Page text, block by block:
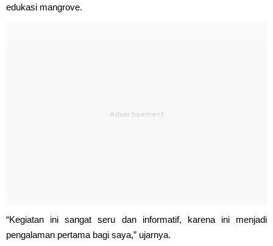
edukasi mangrove.
“Kegiatan ini sangat seru dan informatif, karena ini menjadi
pengalaman pertama bagi saya,” ujarnya.